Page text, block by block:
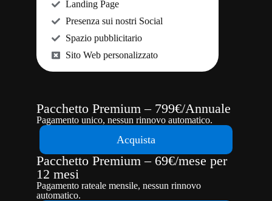
Landing Page
Presenza sui nostri Social
Spazio pubblicitario
Sito Web personalizzato
Pacchetto Premium – 799€/Annuale
Pagamento unico, nessun rinnovo automatico.
Acquista
Pacchetto Premium – 69€/mese per
12 mesi
Pagamento rateale mensile, nessun rinnovo
automatico.